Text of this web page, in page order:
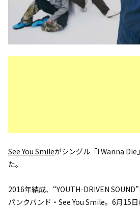
See You Smileがシングル「I Wanna Die
た。
2016年結成、“YOUTH-DRIVEN
パンクバンド・See You Smile。6月15